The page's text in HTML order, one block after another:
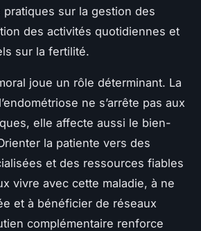
pratiques sur la gestion des
des activités quotidiennes et
sur la fertilité.
joue un rôle déterminant. La
ne s’arrête pas aux
elle affecte aussi le bien-
la patiente vers des
et des ressources fiables
vivre avec cette maladie, à ne
et à bénéficier de réseaux
complémentaire renforce